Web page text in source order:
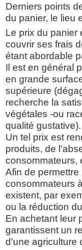
Derniers points
du panier, le lieu
Le prix du panier
couvrir ses frais
étant abordable
Il est en général
en grande
supérieure
recherche la
végétales -ou
qualité gustative).
Un tel prix est
produits, de
consommateurs,
Afin de
consommateurs
existent, par
ou la réduction
En achetant leur
garantissent un
d'une agriculture